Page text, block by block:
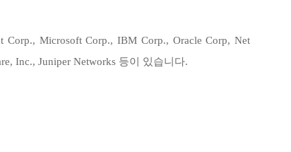
Microsoft Corp., IBM Corp., Oracle Corp, Net
Inc., Juniper Networks 등이 있습니다.